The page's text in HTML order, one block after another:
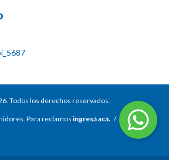
Todos los derechos reservados.
Para reclamos ingresá acá. /
Botón de